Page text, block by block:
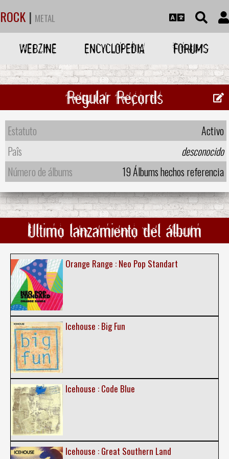
ROCK | METAL
WEBZINE ENCYCLOPEDIA FORUMS
Regular Records
Estatuto
Activo
Paîs
desconocido
Número de álbums
19 Álbums hechos referencia
Ultimo lanzamiento del álbum
Orange Range : Neo Pop Standart
Icehouse : Big Fun
Icehouse : Code Blue
Icehouse : Great Southern Land